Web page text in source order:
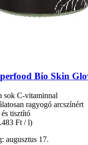
Bio Skin
sok C-vitaminnal
ragyogó arcszínért
tisztító
Ft / l)
augusztus 17.